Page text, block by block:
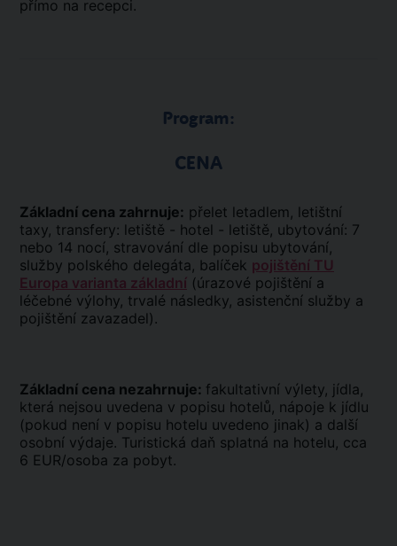
přímo na recepci.
Program:
CENA
Základní cena zahrnuje: přelet letadlem, letištní
taxy, transfery: letiště - hotel - letiště, ubytování: 7
nebo 14 nocí, stravování dle popisu ubytování,
služby polského delegáta, balíček pojištění TU
Europa varianta základní (úrazové pojištění a
léčebné výlohy, trvalé následky, asistenční služby a
pojištění zavazadel).
Základní cena nezahrnuje: fakultativní výlety, jídla,
která nejsou uvedena v popisu hotelů, nápoje k jídlu
(pokud není v popisu hotelu uvedeno jinak) a další
osobní výdaje. Turistická daň splatná na hotelu, cca
6 EUR/osoba za pobyt.